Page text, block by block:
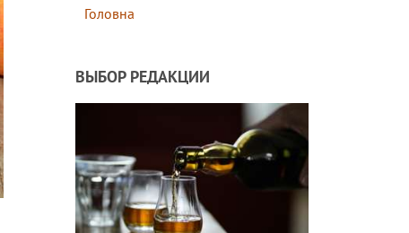
Головна
ВЫБОР РЕДАКЦИИ